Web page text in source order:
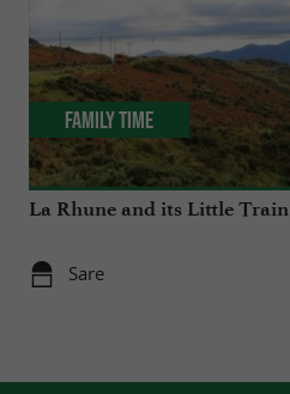
La Rhune and its Little Train
Sare
Family Time